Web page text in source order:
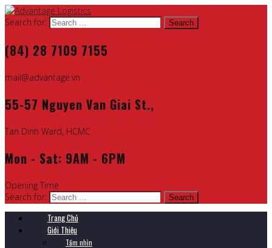
Search for:
(84) 28 7109 7155
mail@advantage.vn
55-57 Nguyen Van Giai St.,
Tan Dinh Ward, HCMC
Mon - Sat: 9AM - 6PM
Opening Time
Search for:
Trang Chủ
Giới Thiệu
Tầm nhìn